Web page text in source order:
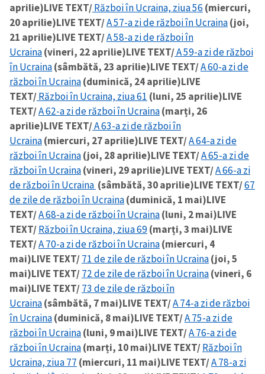
aprilie)LIVE TEXT/Război în Ucraina, ziua 56 (miercuri,
20 aprilie)LIVE TEXT/A 57-a zi de război în Ucraina(joi,
21 aprilie)LIVE TEXT/A 58-a zi de război în
Ucraina(vineri, 22 aprilie)LIVE TEXT/A 59-a zi de război
în Ucraina(sâmbătă, 23 aprilie)LIVE TEXT/A 60-a zi de
război în Ucraina(duminică, 24 aprilie)LIVE
TEXT/Război în Ucraina, ziua 61 (luni, 25 aprilie)LIVE
TEXT/A 62-a zi de război în Ucraina(marți, 26
aprilie)LIVE TEXT/A 63-a zi de război în
Ucraina(miercuri, 27 aprilie)LIVE TEXT/A 64-a zi de
război în Ucraina(joi, 28 aprilie)LIVE TEXT/A 65-a zi de
război în Ucraina(vineri, 29 aprilie)LIVE TEXT/A 66-a zi
de război în Ucraina (sâmbătă, 30 aprilie)LIVE TEXT/67
de zile de război în Ucraina(duminică, 1 mai)LIVE
TEXT/A 68-a zi de război în Ucraina(luni, 2 mai)LIVE
TEXT/Război în Ucraina, ziua 69(marți, 3 mai)LIVE
TEXT/A 70-a zi de război în Ucraina(miercuri, 4
mai)LIVE TEXT/71 de zile de război în Ucraina(joi, 5
mai)LIVE TEXT/72 de zile de război în Ucraina(vineri, 6
mai)LIVE TEXT/73 de zile de război în
Ucraina(sâmbătă, 7 mai)LIVE TEXT/A 74-a zi de război
în Ucraina(duminică, 8 mai)LIVE TEXT/A 75-a zi de
război în Ucraina(luni, 9 mai)LIVE TEXT/A 76-a zi de
război în Ucraina(marți, 10 mai)LIVE TEXT/Război în
Ucraina, ziua 77 (miercuri, 11 mai)LIVE TEXT/A 78-a zi